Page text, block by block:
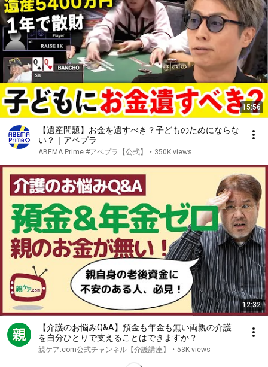
15:56
【遺産問題】お金を遺すべき？子どものためにならな
い？｜アベプラ
ABEMA Prime #アベプラ【公式】 • 350K views
12:32
【介護のお悩みQ&A】預金も年金も無い両親の介護
を自分ひとりで支えることはできますか？
親ケア.com公式チャンネル【介護講座】 • 53K views